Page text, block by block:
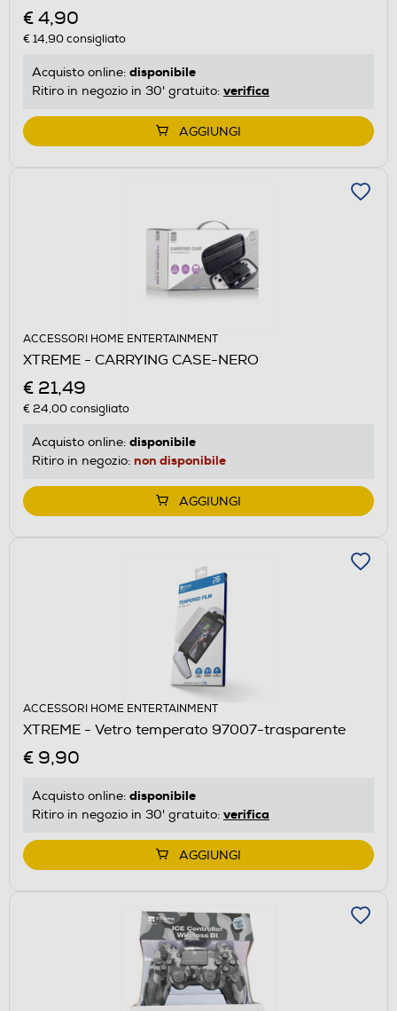
€ 4,90
€ 14,90consigliato
Acquisto online: disponibile
Ritiro in negozio in 30' gratuito: verifica
AGGIUNGI
ACCESSORI HOME ENTERTAINMENT
XTREME - CARRYING CASE-NERO
€ 21,49
€ 24,00consigliato
Acquisto online: disponibile
Ritiro in negozio: non disponibile
AGGIUNGI
ACCESSORI HOME ENTERTAINMENT
XTREME - Vetro temperato 97007-trasparente
€ 9,90
Acquisto online: disponibile
Ritiro in negozio in 30' gratuito: verifica
AGGIUNGI